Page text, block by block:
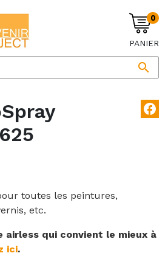

0
PANIER
facebook
toutes les peintures,
etc.
airless qui convient le mieux à
ici.